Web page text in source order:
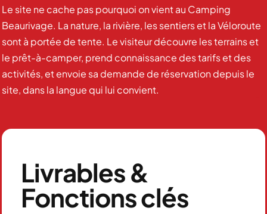
Le site ne cache pas pourquoi on vient au Camping
Beaurivage. La nature, la rivière, les sentiers et la Véloroute
sont à portée de tente. Le visiteur découvre les terrains et
le prêt-à-camper, prend connaissance des tarifs et des
activités, et envoie sa demande de réservation depuis le
site, dans la langue qui lui convient.
Livrables &
Fonctions clés